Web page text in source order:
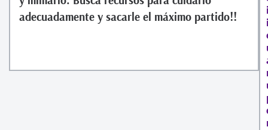
adecuadamente y sacarle el máximo partido!!